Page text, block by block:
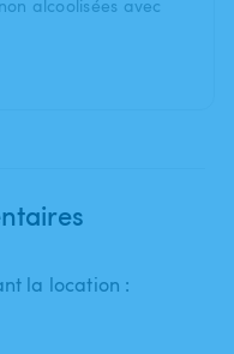
alcoolisées avec
la location :